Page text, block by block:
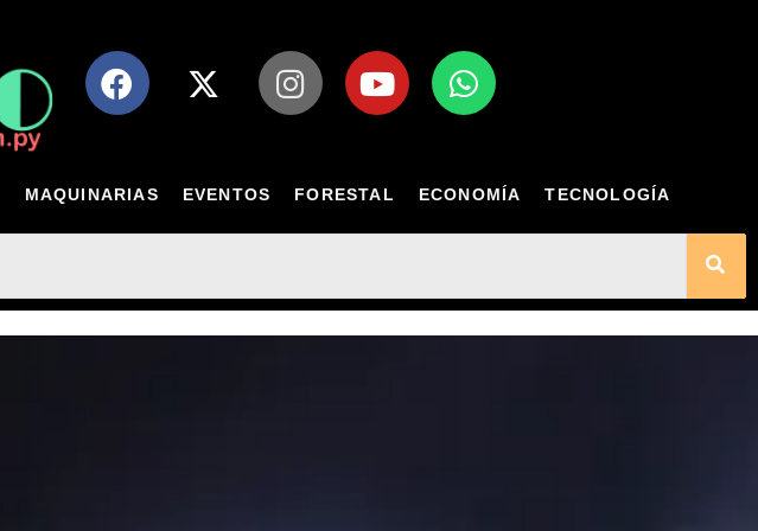
MAQUINARIAS EVENTOS FORESTAL ECONOMÍA TECNOLOGÍA